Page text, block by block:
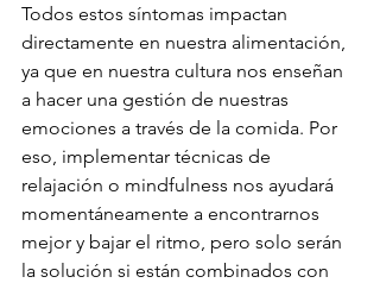
Todos estos síntomas impactan
directamente en nuestra alimentación,
ya que en nuestra cultura nos enseñan
a hacer una gestión de nuestras
emociones a través de la comida. Por
eso, implementar técnicas de
relajación o mindfulness nos ayudará
momentáneamente a encontrarnos
mejor y bajar el ritmo, pero solo serán
la solución si están combinados con